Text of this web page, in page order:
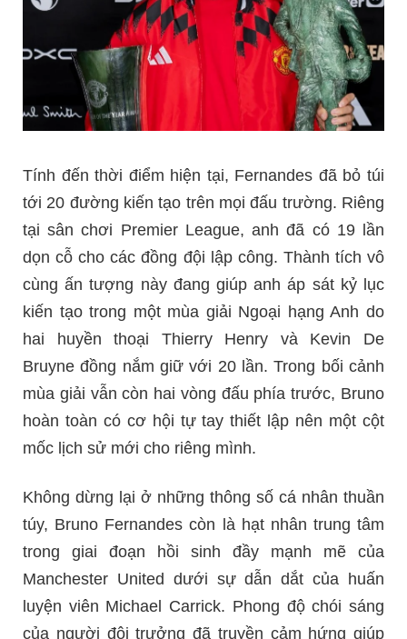
Tính đến thời điểm hiện tại, Fernandes đã bỏ túi
tới 20 đường kiến tạo trên mọi đấu trường. Riêng
tại sân chơi Premier League, anh đã có 19 lần
dọn cỗ cho các đồng đội lập công. Thành tích vô
cùng ấn tượng này đang giúp anh áp sát kỷ lục
kiến tạo trong một mùa giải Ngoại hạng Anh do
hai huyền thoại Thierry Henry và Kevin De
Bruyne đồng nắm giữ với 20 lần. Trong bối cảnh
mùa giải vẫn còn hai vòng đấu phía trước, Bruno
hoàn toàn có cơ hội tự tay thiết lập nên một cột
mốc lịch sử mới cho riêng mình.
Không dừng lại ở những thông số cá nhân thuần
túy, Bruno Fernandes còn là hạt nhân trung tâm
trong giai đoạn hồi sinh đầy mạnh mẽ của
Manchester United dưới sự dẫn dắt của huấn
luyện viên Michael Carrick. Phong độ chói sáng
của người đội trưởng đã truyền cảm hứng giúp